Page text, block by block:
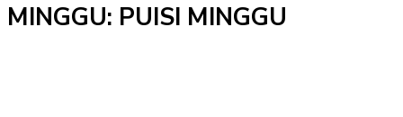
MINGGU: PUISI MINGGU